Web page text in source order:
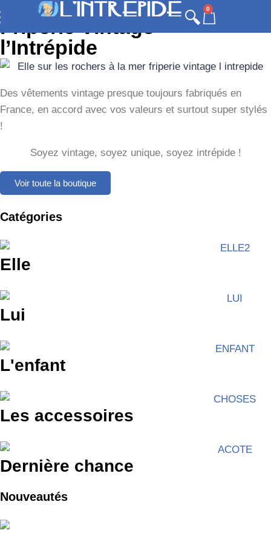
0
Friperie Vintage
l’Intrépide
Des vêtements vintage presque toujours fabriqués en
France, en accord avec vos valeurs et surtout super stylés
!
Soyez vintage, soyez unique, soyez intrépide !
Voir toute la boutique
Catégories
Elle
Lui
L'enfant
Les accessoires
Dernière chance
Nouveautés